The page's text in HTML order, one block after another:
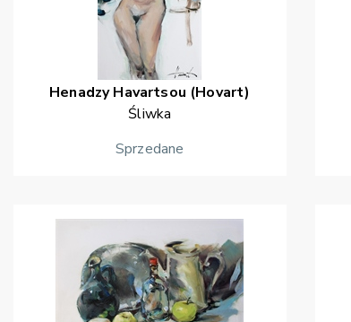
Henadzy Havartsou (Hovart)
Śliwka
Sprzedane